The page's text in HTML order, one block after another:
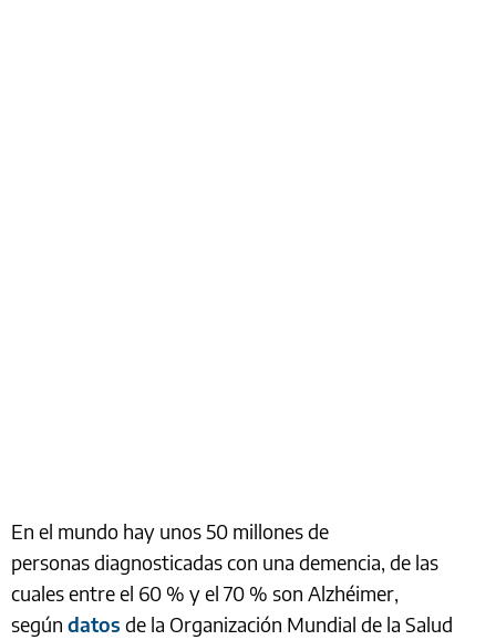
En el mundo hay unos 50 millones de
personas diagnosticadas con una demencia, de las
cuales entre el 60 % y el 70 % son Alzhéimer,
según datos de la Organización Mundial de la Salud